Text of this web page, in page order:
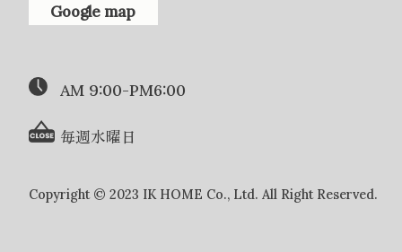
Google map
AM 9:00-PM6:00
毎週水曜日
Copyright © 2023 IK HOME Co., Ltd. All Right Reserved.